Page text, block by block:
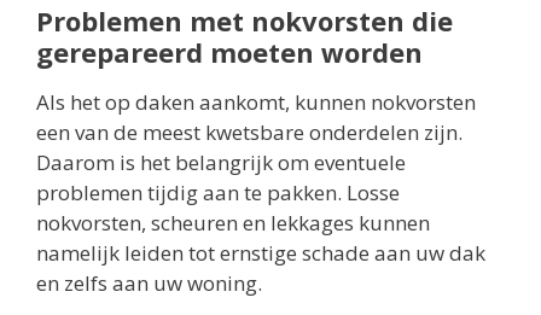
Problemen met nokvorsten die
gerepareerd moeten worden
Als het op daken aankomt, kunnen nokvorsten
een van de meest kwetsbare onderdelen zijn.
Daarom is het belangrijk om eventuele
problemen tijdig aan te pakken. Losse
nokvorsten, scheuren en lekkages kunnen
namelijk leiden tot ernstige schade aan uw dak
en zelfs aan uw woning.